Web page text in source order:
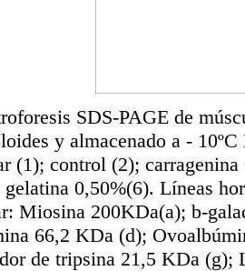
SDS-PAGE de
y almacenado a -
(1); control (2);
0,50%(6). Líneas
Miosina 200KDa(a); b-
66,2 KDa (d);
de tripsina 21,5 KDa